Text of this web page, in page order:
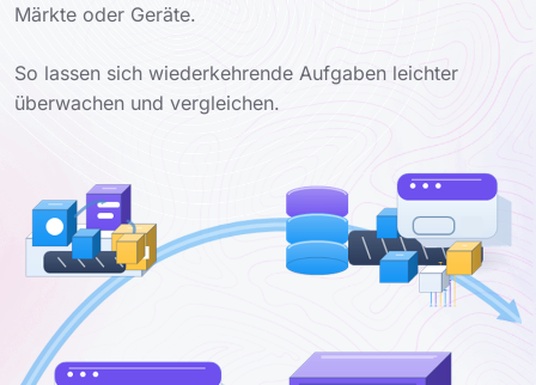
Märkte oder Geräte.
So lassen sich wiederkehrende Aufgaben leichter
überwachen und vergleichen.